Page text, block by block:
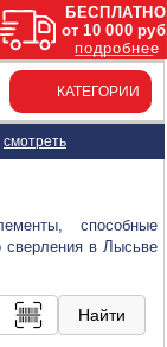
КАТЕГОРИИ
смотреть
способные
сверления в Лысьве